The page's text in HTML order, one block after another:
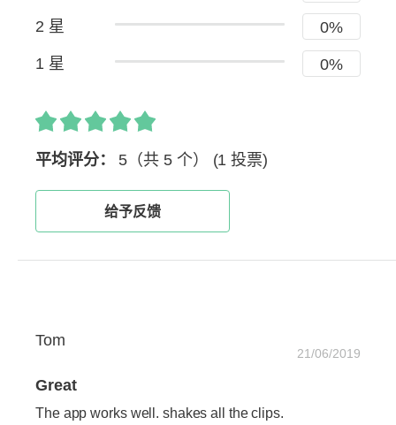
2 星 0%
1 星 0%
平均评分： 5（共 5 个） (1 投票)
给予反馈
Tom
21/06/2019
Great
The app works well. shakes all the clips.